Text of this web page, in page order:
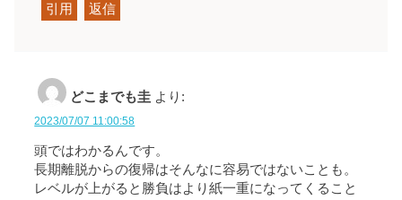
引用 返信
どこまでも圭 より:
2023/07/07 11:00:58
頭ではわかるんです。
長期離脱からの復帰はそんなに容易ではないことも。
レベルが上がると勝負はより紙一重になってくること